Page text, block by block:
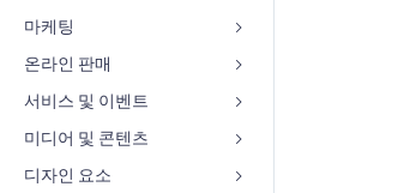
마케팅
광고
모바일
사이트 통계
온라인 판매
쇼핑몰 관련 앱
배송
판매 버튼
서비스 및 이벤트
호텔
이벤트
미디어 및 콘텐츠
갤러리
디자인 요소